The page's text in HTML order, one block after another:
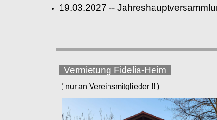
19.03.2027 --
Vermietung Fidelia-Heim
( nur an Vereinsmitglieder !! )